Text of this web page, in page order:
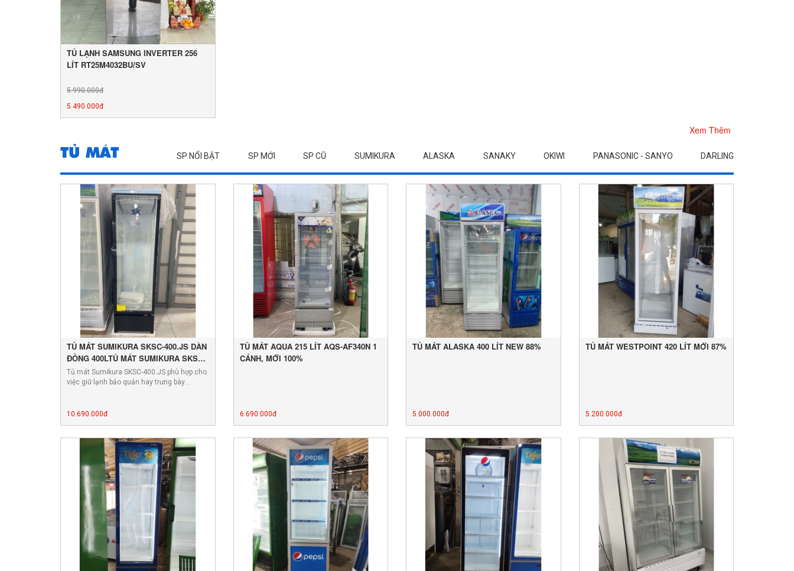
TỦ LẠNH SAMSUNG INVERTER 256
LÍT RT25M4032BU/SV
5.990.000đ
5.490.000đ
Xem Thêm
TỦ MÁT SP NỔI BẬT SP MỚI SP CŨ SUMIKURA ALASKA SANAKY OKIWI PANASONIC - SANYO DARLING
TỦ MÁT SUMIKURA SKSC-400.JS DÀN
ĐỒNG 400LTỦ MÁT SUMIKURA SKSC-
400.JS DÀN ĐỒNG 400L
Tủ mát Sumikura SKSC-400.JS phù hợp cho
việc giữ lạnh bảo quản hay trưng bày…
10.690.000đ
TỦ MÁT AQUA 215 LÍT AQS-AF340N 1
CÁNH, MỚI 100%
6.690.000đ
TỦ MÁT ALASKA 400 LÍT NEW 88%
5.000.000đ
TỦ MÁT WESTPOINT 420 LÍT MỚI 87%
5.200.000đ